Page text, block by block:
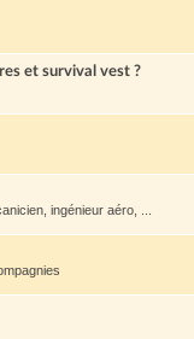
et survival vest ?
ingénieur aéro, ...